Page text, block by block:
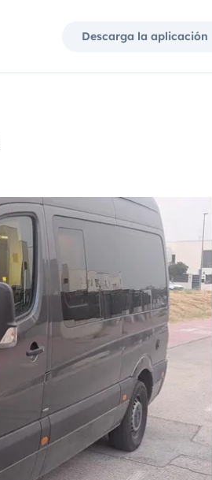
Descarga la aplicación